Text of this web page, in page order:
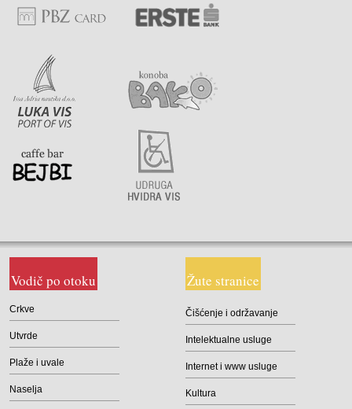
Vodič po otoku
Crkve
Utvrde
Plaže i uvale
Naselja
Žute stranice
Čišćenje i održavanje
Intelektualne usluge
Internet i www usluge
Kultura